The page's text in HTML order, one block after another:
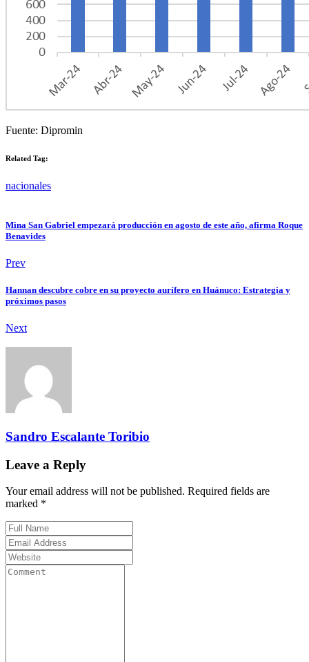
Fuente: Dipromin
Related Tag:
nacionales
Mina San Gabriel empezará producción en agosto de este año, afirma Roque
Benavides
Prev
Hannan descubre cobre en su proyecto aurífero en Huánuco: Estrategia y
próximos pasos
Next
Sandro Escalante Toribio
Leave a Reply
Your email address will not be published. Required fields are
marked *